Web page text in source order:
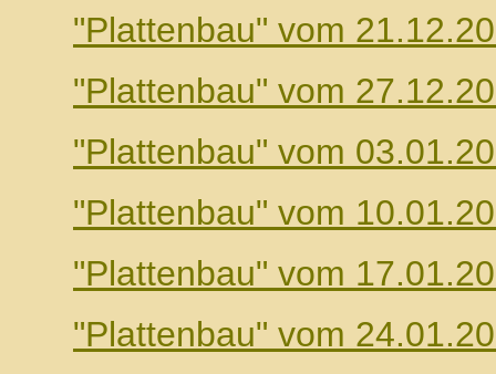
"Plattenbau" vom
"Plattenbau" vom
"Plattenbau" vom
"Plattenbau" vom
"Plattenbau" vom
"Plattenbau" vom